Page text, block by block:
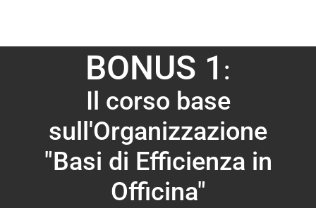
BONUS 1 :
Il corso base
sull'Organizzazione
"Basi di Efficienza in
Officina"